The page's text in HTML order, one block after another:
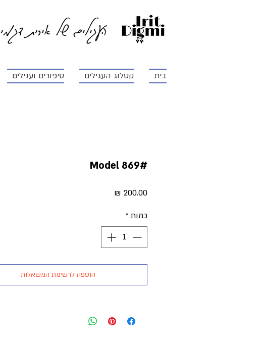
העגילים של אירית דגמי
בית קטלוג העגילים סיפורים ועגילים
#Model 869
כמות*
הוספה לרשימת המשאלות